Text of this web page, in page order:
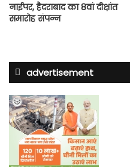
नाईपर, हैदराबाद का 8वां दीक्षांत
समारोह संपन्न
advertisement